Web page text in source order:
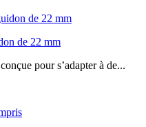
de 22 mm
pour s’adapter à de...